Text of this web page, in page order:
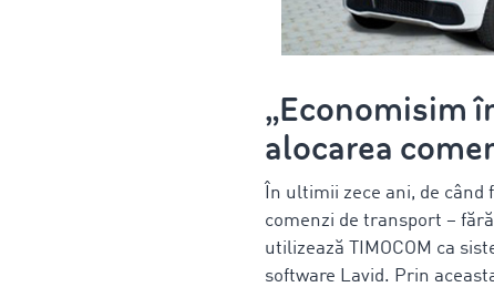
„Economisim
alocarea
În ultimii zece ani, de
comenzi de transport –
utilizează TIMOCOM ca
software Lavid. Prin